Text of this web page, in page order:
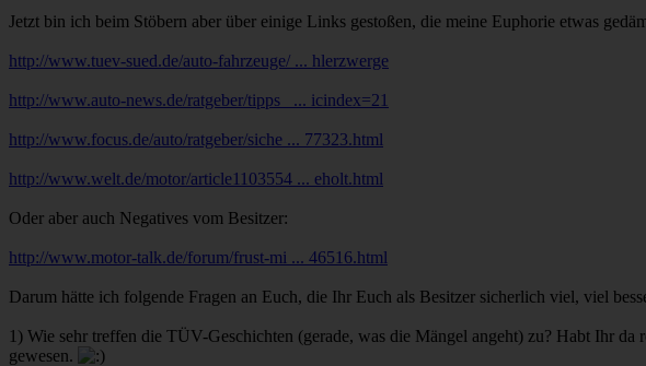
Jetzt bin ich beim Stöbern aber über einige Links gestoßen, die meine Euphorie etwas
http://www.tuev-sued.de/auto-fahrzeuge/ ... hlerzwerge
http://www.auto-news.de/ratgeber/tipps_ ... icindex=21
http://www.focus.de/auto/ratgeber/siche ... 77323.html
http://www.welt.de/motor/article1103554 ... eholt.html
Oder aber auch Negatives vom Besitzer:
http://www.motor-talk.de/forum/frust-mi ... 46516.html
Darum hätte ich folgende Fragen an Euch, die Ihr Euch als Besitzer sicherlich viel, viel
1) Wie sehr treffen die TÜV-Geschichten (gerade, was die Mängel angeht) zu? Habt Ihr
gewesen.